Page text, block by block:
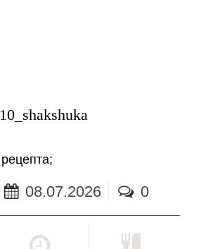
10_shakshuka
;
08.07.2026 0